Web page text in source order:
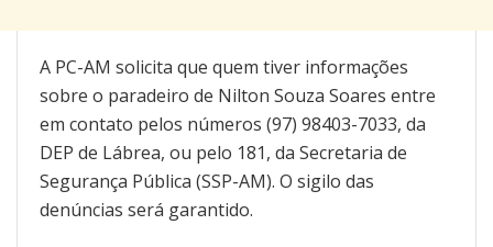
A PC-AM solicita que quem tiver informações
sobre o paradeiro de Nilton Souza Soares entre
em contato pelos números (97) 98403-7033, da
DEP de Lábrea, ou pelo 181, da Secretaria de
Segurança Pública (SSP-AM). O sigilo das
denúncias será garantido.